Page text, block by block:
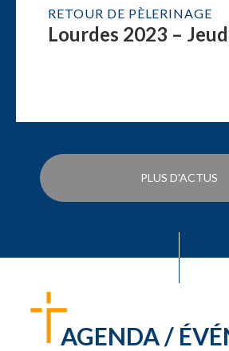
RETOUR DE PÈLERINAGE
Lourdes 2023 –
PLUS D'ACTUS
AGENDA /